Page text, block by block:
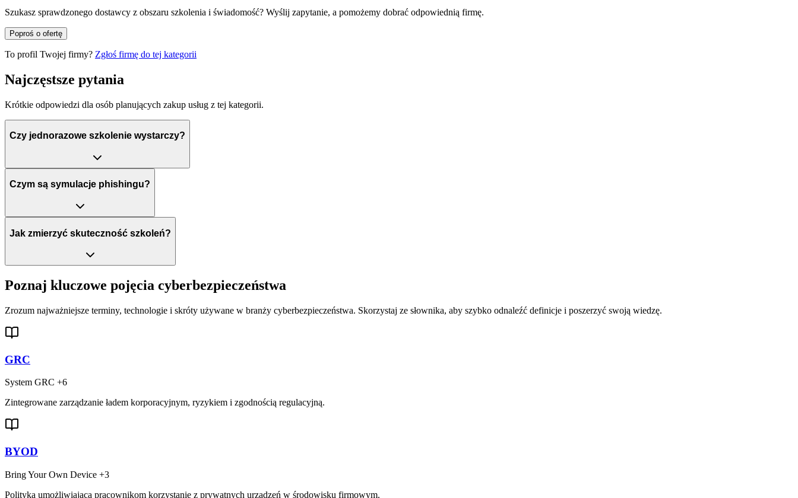
Szukasz sprawdzonego dostawcy z obszaru szkolenia i świadomość? Wyślij zapytanie, a pomożemy dobrać odpowiednią firmę.
Poproś o ofertę
To profil Twojej firmy? Zgłoś firmę do tej kategorii
Najczęstsze pytania
Krótkie odpowiedzi dla osób planujących zakup usług z tej kategorii.
Czy jednorazowe szkolenie wystarczy?
Czym są symulacje phishingu?
Jak zmierzyć skuteczność szkoleń?
Poznaj kluczowe pojęcia cyberbezpieczeństwa
Zrozum najważniejsze terminy, technologie i skróty używane w branży cyberbezpieczeństwa. Skorzystaj ze słownika, aby szybko odnaleźć definicje i poszerzyć swoją wiedzę.
GRC
System GRC +6
Zintegrowane zarządzanie ładem korporacyjnym, ryzykiem i zgodnością regulacyjną.
BYOD
Bring Your Own Device +3
Polityka umożliwiająca pracownikom korzystanie z prywatnych urządzeń w środowisku firmowym.